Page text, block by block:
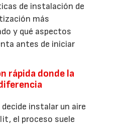
de instalación de
más
y qué aspectos
antes de iniciar
rápida donde la
instalar un aire
el proceso suele